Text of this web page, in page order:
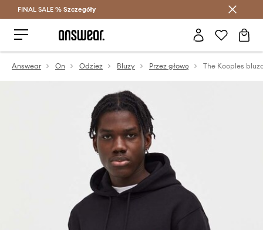
Oszczędzaj z Answear Club >
FINAL SALE % Szczegóły
Answear On Odzież Bluzy Przez głowę The Kooples